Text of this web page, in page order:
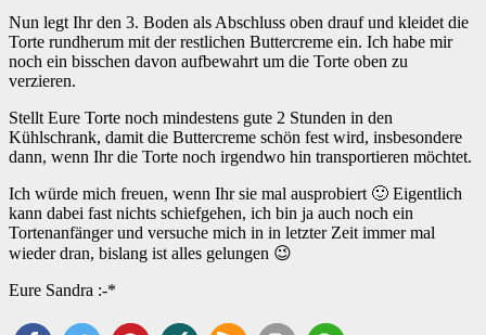
Nun legt Ihr den 3. Boden als Abschluss oben drauf und kleidet die
Torte rundherum mit der restlichen Buttercreme ein. Ich habe mir
noch ein bisschen davon aufbewahrt um die Torte oben zu
verzieren.
Stellt Eure Torte noch mindestens gute 2 Stunden in den
Kühlschrank, damit die Buttercreme schön fest wird, insbesondere
dann, wenn Ihr die Torte noch irgendwo hin transportieren möchtet.
Ich würde mich freuen, wenn Ihr sie mal ausprobiert 🙂 Eigentlich
kann dabei fast nichts schiefgehen, ich bin ja auch noch ein
Tortenanfänger und versuche mich in in letzter Zeit immer mal
wieder dran, bislang ist alles gelungen 😉
Eure Sandra :-*